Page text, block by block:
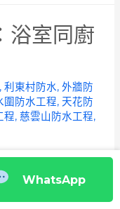
浴室同廚
,利東村防水,外牆防
圍防水工程, 天花防
程,慈雲山防水工程,
年的資深工程
要性。尤其在香港
作為家中最易出現
WhatsApp